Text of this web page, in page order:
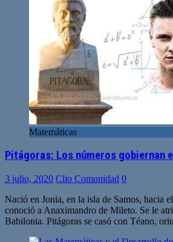
Matemáticas
Pitágoras: Los números gobiernan
3 julio, 2020 Clio Comunidad 0
Nació en Jonia, en la isla de Samos, hacia
conoció a Anaximandro de Mileto. Se le
Babilonia. Pitágoras se casó con Téano,